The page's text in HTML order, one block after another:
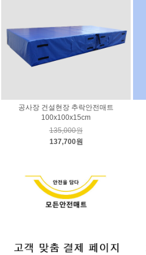
공사장 건설현장 추락안전매트
100x100x15cm
135,000원
137,700원